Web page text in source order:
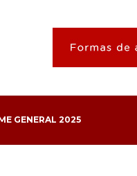
GENERAL 2025